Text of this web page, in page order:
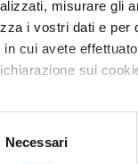
misurare gli
i vostri dati e per
in cui avete
sui
consenso,
raccogliere
Necessari
conoscenza dei
Acquisizione della
MODULO